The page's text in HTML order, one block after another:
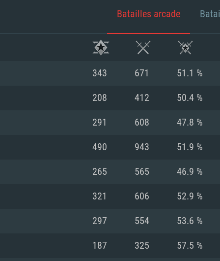
Batailles arcade
343 671 51.1 %
208 412 50.4 %
291 608 47.8 %
490 943 51.9 %
265 565 46.9 %
321 606 52.9 %
297 554 53.6 %
187 325 57.5 %